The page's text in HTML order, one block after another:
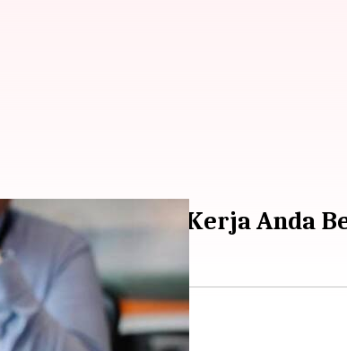
Wawancara Kerja Anda